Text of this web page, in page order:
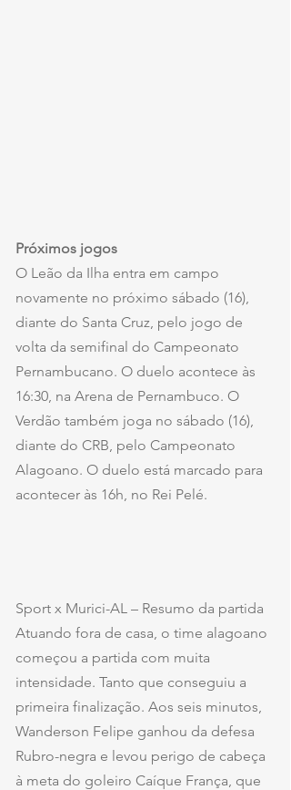
Próximos jogos
O Leão da Ilha entra em campo
novamente no próximo sábado (16),
diante do Santa Cruz, pelo jogo de
volta da semifinal do Campeonato
Pernambucano. O duelo acontece às
16:30, na Arena de Pernambuco. O
Verdão também joga no sábado (16),
diante do CRB, pelo Campeonato
Alagoano. O duelo está marcado para
acontecer às 16h, no Rei Pelé.
Sport x Murici-AL – Resumo da partida
Atuando fora de casa, o time alagoano
começou a partida com muita
intensidade. Tanto que conseguiu a
primeira finalização. Aos seis minutos,
Wanderson Felipe ganhou da defesa
Rubro-negra e levou perigo de cabeça
à meta do goleiro Caíque França, que